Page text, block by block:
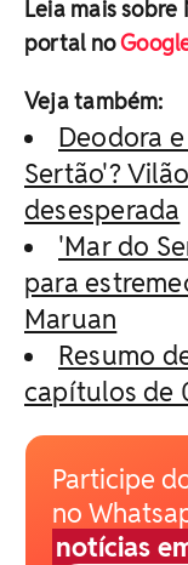
Leia mais sobre
portal no
Veja também:
Deodora
Sertão'?
desesperada
'Mar do
para
Maruan
Resumo
capítulos de
Participe
no
notícias